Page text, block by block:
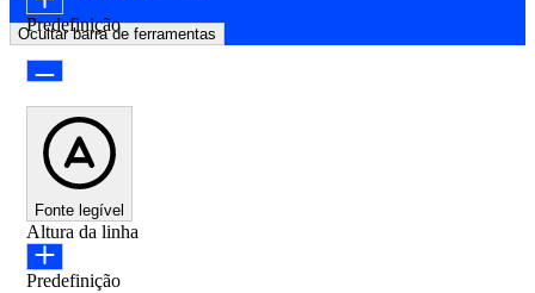
Ocultar barra de ferramentas
Predefinição
Fonte legível
Altura da linha
Predefinição